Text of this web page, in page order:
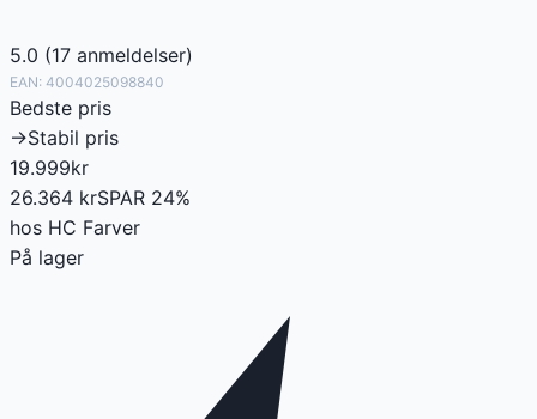
5.0 (17 anmeldelser)
EAN: 4004025098840
Bedste pris
→Stabil pris
19.999kr
26.364 krSPAR 24%
hos HC Farver
På lager